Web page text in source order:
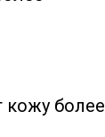
кожу более